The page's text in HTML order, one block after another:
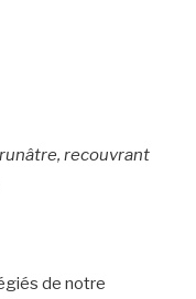
recouvrant
de notre